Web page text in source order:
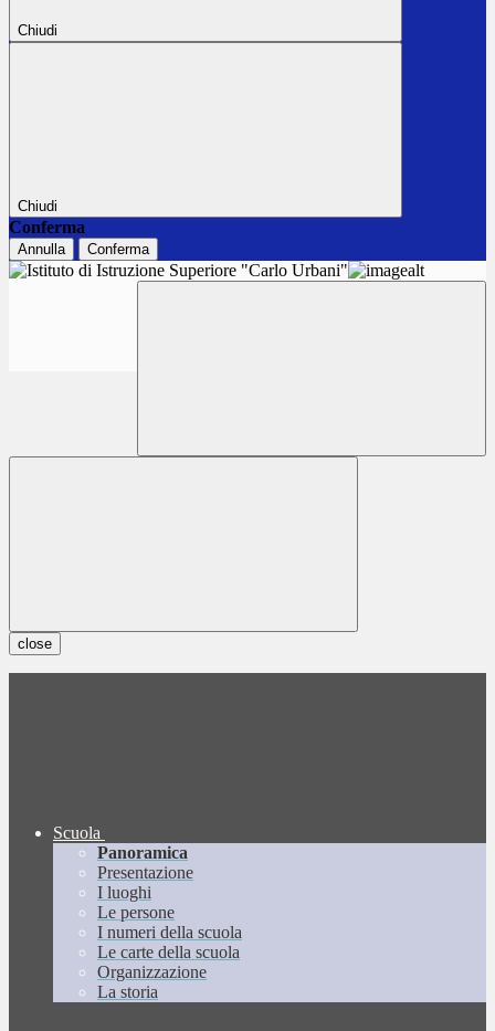
Chiudi
Chiudi
Conferma
Annulla Conferma
close
Scuola
Panoramica
Presentazione
I luoghi
Le persone
I numeri della scuola
Le carte della scuola
Organizzazione
La storia